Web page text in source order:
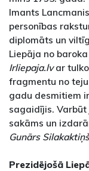
Imants
personības
diplomāts un
Liepāja no
Irliepaja.lvar
fragmentu no
gadu desmitiem
sagaidījis.
sakāms un
Gunārs Silakaktiņš
Prezidējošā